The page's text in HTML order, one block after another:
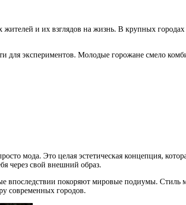
и их взглядов на жизнь. В крупных
для экспериментов. Молодые горожане смело
мода. Это целая эстетическая концепция,
через свой внешний образ.
впоследствии покоряют мировые подиумы.
современных городов.